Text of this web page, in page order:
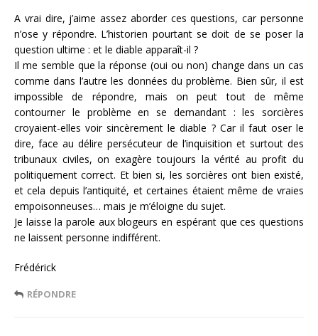
A vrai dire, j’aime assez aborder ces questions, car personne
n’ose y répondre. L’historien pourtant se doit de se poser la
question ultime : et le diable apparaît-il ?
Il me semble que la réponse (oui ou non) change dans un cas
comme dans l’autre les données du problème. Bien sûr, il est
impossible de répondre, mais on peut tout de même
contourner le problème en se demandant : les sorcières
croyaient-elles voir sincèrement le diable ? Car il faut oser le
dire, face au délire persécuteur de l’inquisition et surtout des
tribunaux civiles, on exagère toujours la vérité au profit du
politiquement correct. Et bien si, les sorcières ont bien existé,
et cela depuis l’antiquité, et certaines étaient même de vraies
empoisonneuses… mais je m’éloigne du sujet.
Je laisse la parole aux blogeurs en espérant que ces questions
ne laissent personne indifférent.
Frédérick
RÉPONDRE